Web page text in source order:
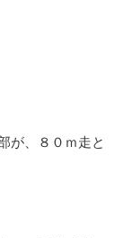
が、８０ｍ走と